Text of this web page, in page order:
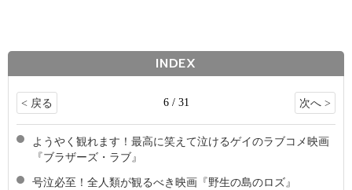
INDEX
< 戻る 6 / 31 次へ >
ようやく観れます！最高に笑えて泣けるゲイのラブコメ映画
『ブラザーズ・ラブ』
号泣必至！全人類が観るべき映画『野生の島のロズ』